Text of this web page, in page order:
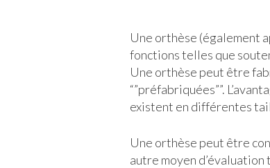
Une orthèse (également
fonctions telles que
Une orthèse peut être
“”préfabriquées””.
existent en différentes
Une orthèse peut être
autre moyen